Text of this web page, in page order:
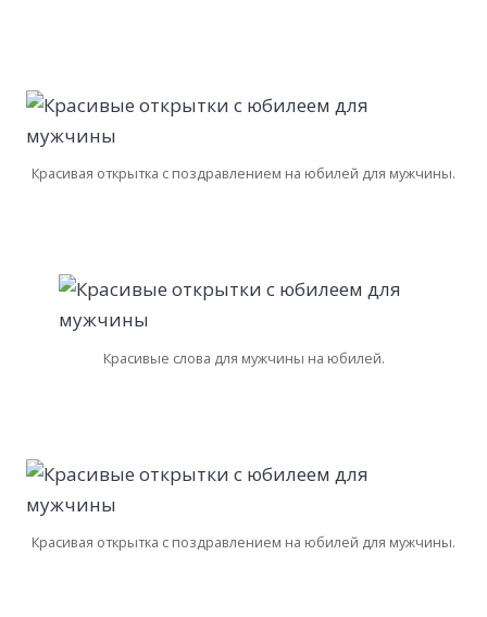
Красивая открытка с поздравлением на юбилей для мужчины.
Красивые слова для мужчины на юбилей.
Красивая открытка с поздравлением на юбилей для мужчины.